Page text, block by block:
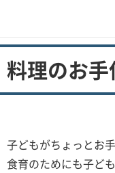
料理のお手
子どもがちょっとお
食育のためにも子ど